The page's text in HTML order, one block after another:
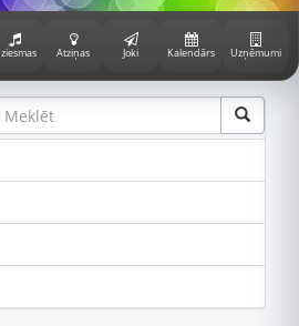
Atziņas Joki Kalendārs Uzņēmumi